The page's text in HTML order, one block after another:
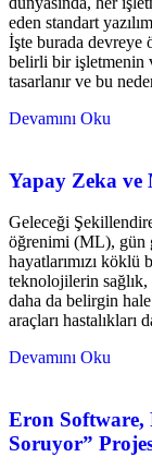
eden standart
İşte burada devreye
belirli bir işletmenin
tasarlanır ve bu
Devamını Oku
Yapay Zeka ve
Geleceği
öğrenimi (ML), gün
hayatlarımızı
teknolojilerin
daha da belirgin
araçları hastalıkları
Devamını Oku
Eron Software,
Soruyor”